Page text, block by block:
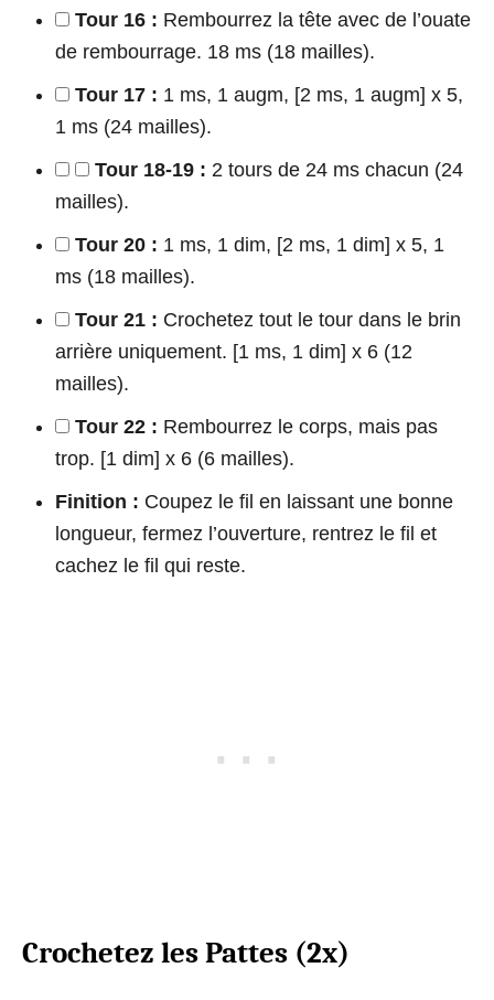
Tour 16 : Rembourrez la tête avec de l’ouate
de rembourrage. 18 ms (18 mailles).
Tour 17 : 1 ms, 1 augm, [2 ms, 1 augm] x 5,
1 ms (24 mailles).
Tour 18-19 : 2 tours de 24 ms chacun (24
mailles).
Tour 20 : 1 ms, 1 dim, [2 ms, 1 dim] x 5, 1
ms (18 mailles).
Tour 21 : Crochetez tout le tour dans le brin
arrière uniquement. [1 ms, 1 dim] x 6 (12
mailles).
Tour 22 : Rembourrez le corps, mais pas
trop. [1 dim] x 6 (6 mailles).
Finition : Coupez le fil en laissant une bonne
longueur, fermez l’ouverture, rentrez le fil et
cachez le fil qui reste.
Crochetez les Pattes (2x)